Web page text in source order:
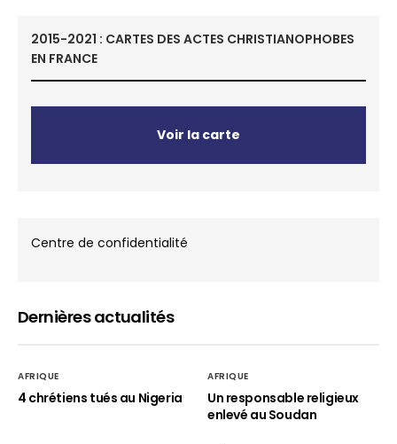
2015-2021 : CARTES DES ACTES CHRISTIANOPHOBES
EN FRANCE
Voir la carte
Centre de confidentialité
Dernières actualités
AFRIQUE
4 chrétiens tués au Nigeria
AFRIQUE
Un responsable religieux
enlevé au Soudan